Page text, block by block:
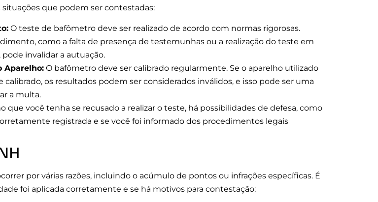
que podem ser contestadas:
O teste de bafômetro deve ser realizado de acordo com normas rigorosas.
como a falta de presença de testemunhas ou a realização do teste em
invalidar a autuação.
Aparelho: O bafômetro deve ser calibrado regularmente. Se o aparelho utilizado
os resultados podem ser considerados inválidos, e isso pode ser uma
a multa.
que você tenha se recusado a realizar o teste, há possibilidades de defesa, como
registrada e se você foi informado dos procedimentos legais
por várias razões, incluindo o acúmulo de pontos ou infrações específicas. É
foi aplicada corretamente e se há motivos para contestação: